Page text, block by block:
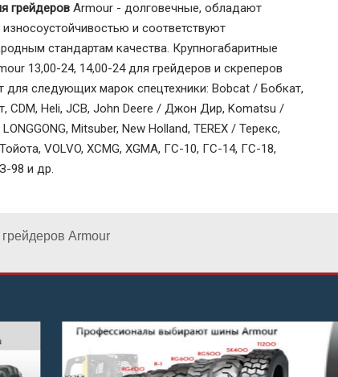
грейдеровArmour - долговечные, обладают
и соответствуют
стандартам качества. Крупногабаритные
13,00-24, 14,00-24 для грейдеров и скреперов
для следующих марок спецтехники: Bobcat / Бобкат,
CDM, Heli, JCB, John Deere / Джон Дир, Komatsu /
Mitsuber, New Holland, TEREX / Терекс,
VOLVO, XCMG, XGMA, ГС-10, ГС-14, ГС-18,
98 и др.
Armour